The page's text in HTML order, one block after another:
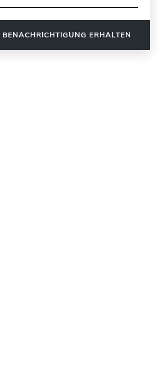
BENACHRICHTIGUNG ERHALTEN